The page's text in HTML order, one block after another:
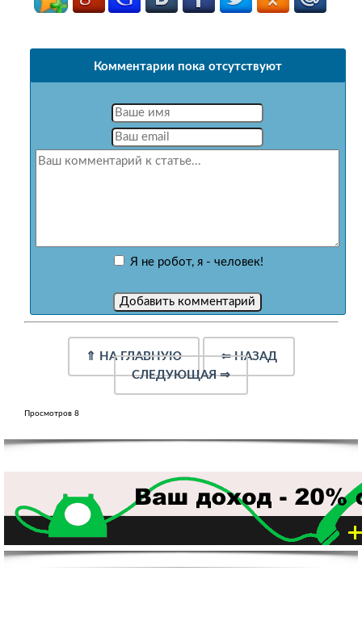
Комментарии пока отсутствуют
Я не робот, я - человек!
⇑ НА ГЛАВНУЮ ⇐НАЗАД
СЛЕДУЮЩАЯ⇒
Просмотров 8